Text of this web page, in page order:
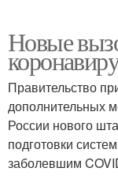
Новые
Правительство
дополнительных
России нового
подготовки
заболевшим